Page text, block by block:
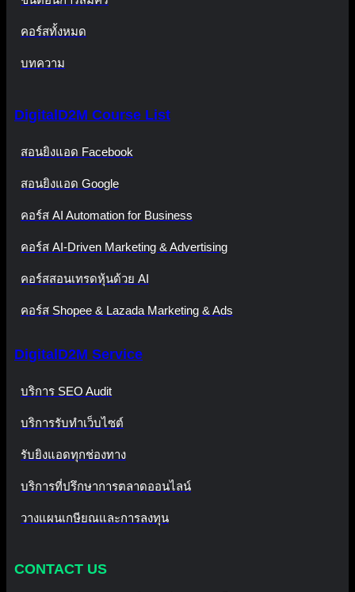
คอร์สทั้งหมด
บทความ
DigitalD2M Course List
สอนยิงแอด Facebook
สอนยิงแอด Google
คอร์ส AI Automation for Business
คอร์ส AI-Driven Marketing & Advertising
คอร์สสอนเทรดหุ้นด้วย AI
คอร์ส Shopee & Lazada Marketing & Ads
DigitalD2M Service
บริการ SEO Audit
บริการรับทำเว็บไซต์
รับยิงแอดทุกช่องทาง
บริการที่ปรึกษาการตลาดออนไลน์
วางแผนเกษียณและการลงทุน
CONTACT US